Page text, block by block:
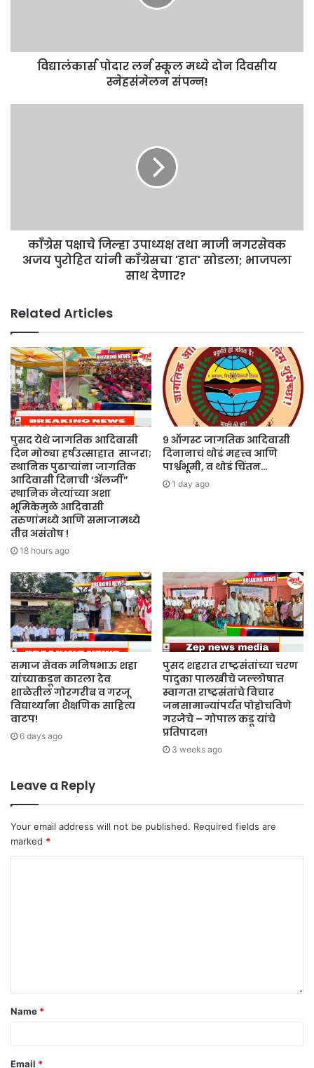
विद्यालंकार्स पोदार लर्न स्कूल मध्ये दोन दिवसीय
स्नेहसंमेलन संपन्न!
काँग्रेस पक्षाचे जिल्हा उपाध्यक्ष तथा माजी नगरसेवक
अजय पुरोहित यांनी काँग्रेसचा 'हात' सोडला; भाजपला
साथ देणार?
Related Articles
पुसद येथे जागतिक आदिवासी
दिन मोठ्या हर्षउत्साहात साजरा;
स्थानिक पुढाऱ्यांना जागतिक
आदिवासी दिनाची ‘ॲलर्जी”
स्थानिक नेत्यांच्या अशा
भूमिकेमुळे आदिवासी
तरुणांमध्ये आणि समाजामध्ये
तीव्र असंतोष !
18 hours ago
९ ऑगस्ट जागतिक आदिवासी
दिनानाचं थोडं महत्त्व आणि
पार्श्वभूमी, व थोडं चिंतन…
1 day ago
समाज सेवक मनिषभाऊ शहा
यांच्याकडून कारला देव
शाळेतील गोरगरीब व गरजू
विद्यार्थ्यांना शैक्षणिक साहित्य
वाटप!
6 days ago
पुसद शहरात राष्ट्रसंतांच्या चरण
पादुका पालखीचे जल्लोषात
स्वागत! राष्ट्रसंतांचे विचार
जनसामान्यांपर्यंत पोहोचविणे
गरजेचे – गोपाल कडू यांचे
प्रतिपादन!
3 weeks ago
Leave a Reply
Your email address will not be published. Required fields are
marked *
Name *
Email *